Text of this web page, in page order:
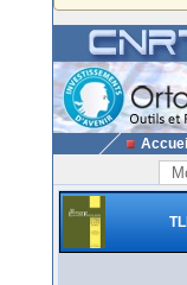
Accueil